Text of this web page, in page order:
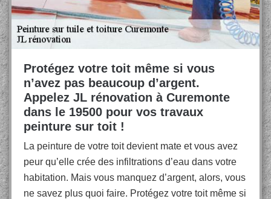
Protégez votre toit même si vous
n’avez pas beaucoup d’argent.
Appelez JL rénovation à Curemonte
dans le 19500 pour vos travaux
peinture sur toit !
La peinture de votre toit devient mate et vous avez
peur qu’elle crée des infiltrations d’eau dans votre
habitation. Mais vous manquez d’argent, alors, vous
ne savez plus quoi faire. Protégez votre toit même si